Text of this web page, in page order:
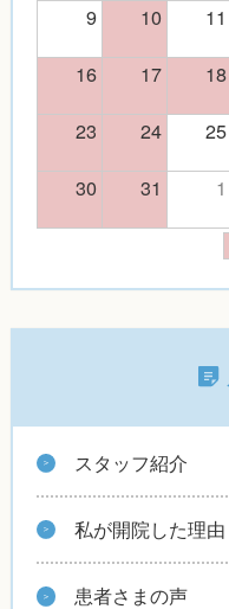
9
10 11
16
17 18
23
24 25
30
31 1
スタッフ紹介
私が開院した理由
患者さまの声